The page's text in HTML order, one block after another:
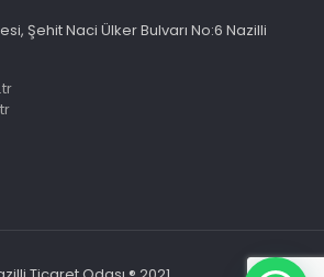
Şehit Naci Ülker Bulvarı No:6 Nazilli